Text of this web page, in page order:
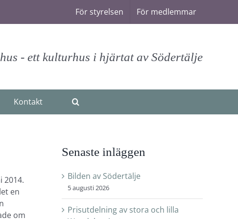
För styrelsen För medlemmar
- ett kulturhus i hjärtat av Södertälje
Kontakt
2014.
en
om
Senaste inläggen
Bilden av Södertälje
5 augusti 2026
Prisutdelning av stora och lilla